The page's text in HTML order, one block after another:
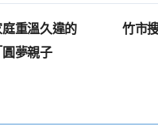
重溫久違的
夢親子
竹市